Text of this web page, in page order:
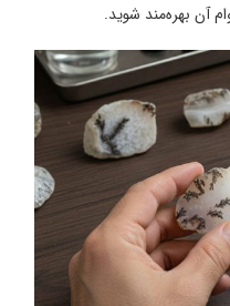
آن بهره‌مند شوید.